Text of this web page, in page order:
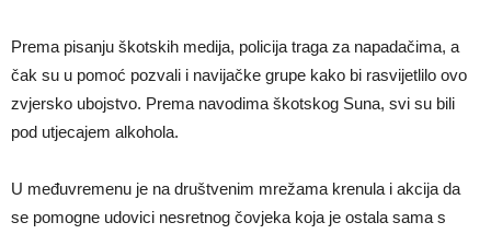
Prema pisanju škotskih medija, policija traga za napadačima, a
čak su u pomoć pozvali i navijačke grupe kako bi rasvijetlilo ovo
zvjersko ubojstvo. Prema navodima škotskog Suna, svi su bili
pod utjecajem alkohola.
U međuvremenu je na društvenim mrežama krenula i akcija da
se pomogne udovici nesretnog čovjeka koja je ostala sama s